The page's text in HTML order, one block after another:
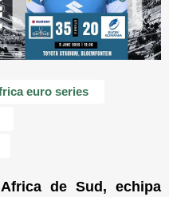
euro series
de Sud, echipa